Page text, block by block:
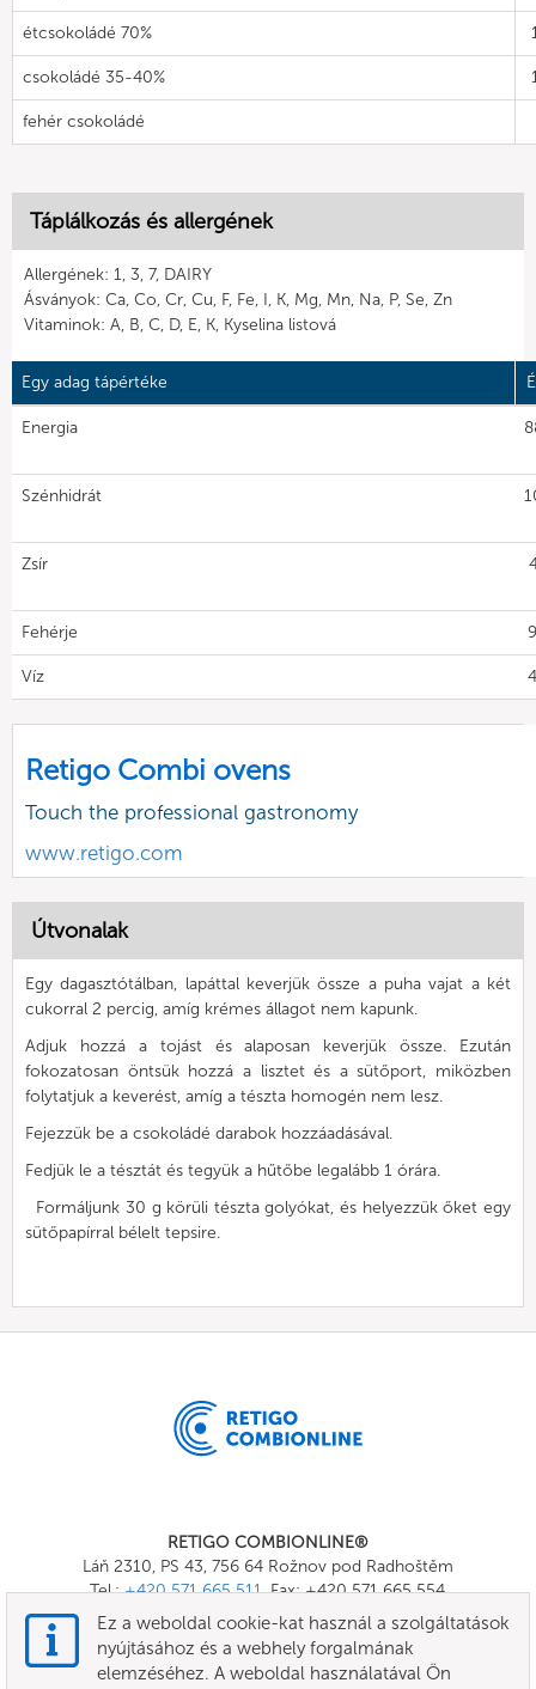
étcsokoládé 70%
csokoládé 35-40%
fehér csokoládé
Táplálkozás és allergének
Allergének: 1, 3, 7, DAIRY
Ásványok: Ca, Co, Cr, Cu, F, Fe, I, K, Mg, Mn, Na, P, Se, Zn
Vitaminok: A, B, C, D, E, K, Kyselina listová
Egy adag tápértéke
Energia
Szénhidrát
Zsír
Fehérje
Víz
Retigo Combi ovens
Touch the professional gastronomy
www.retigo.com
Útvonalak
Egy dagasztótálban, lapáttal keverjük össze a puha vajat a két
cukorral 2 percig, amíg krémes állagot nem kapunk.
Adjuk hozzá a tojást és alaposan keverjük össze. Ezután
fokozatosan öntsük hozzá a lisztet és a sütőport, miközben
folytatjuk a keverést, amíg a tészta homogén nem lesz.
Fejezzük be a csokoládé darabok hozzáadásával.
Fedjük le a tésztát és tegyük a hűtőbe legalább 1 órára.
Formáljunk 30 g körüli tészta golyókat, és helyezzük őket egy
sütőpapírral bélelt tepsire.
RETIGO COMBIONLINE®
Láň 2310, PS 43, 756 64 Rožnov pod Radhoštěm
Tel.:+420 571 665 511, Fax: +420 571 665 554
E-mail: info@combionline.com
Ez a weboldal cookie-kat használ a szolgáltatások
nyújtásához és a webhely forgalmának
elemzéséhez. A weboldal használatával Ön